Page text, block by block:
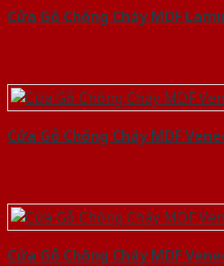
Cửa Gỗ Chống Cháy MDF
Cửa Gỗ Chống Cháy MDF
Cửa Gỗ Chống Cháy MDF